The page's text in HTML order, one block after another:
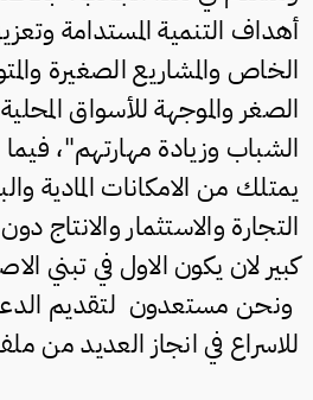
أهداف التنمية المستدامة
الخاص والمشاريع الصغيرة
الصغر والموجهة للأسواق
الشباب وزيادة مهارتهم"،
يمتلك من الامكانات المادية
التجارة والاستثمار والانتاج
كبير لان يكون الاول في تبني
ونحن مستعدون لتقديم
للاسراع في انجاز العديد من